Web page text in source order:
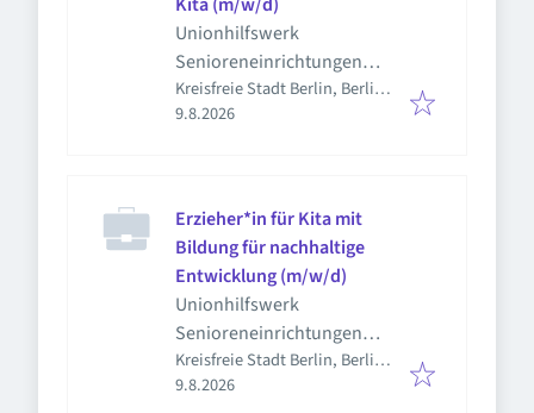
Unionhilfswerk
Senioreneinrichtungen
gGmbH
Kreisfreie Stadt Berlin, Berlin,
Deutschland
Veröffentlicht
9.8.2026
Erzieher*in für Kita mit
Bildung für nachhaltige
Entwicklung (m/w/d)
Unionhilfswerk
Senioreneinrichtungen
gGmbH
Kreisfreie Stadt Berlin, Berlin,
Deutschland
Veröffentlicht
9.8.2026